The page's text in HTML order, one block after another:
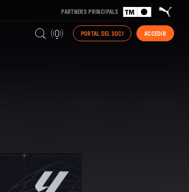
PARTNERS PRINCIPALS
PORTAL DEL SOCI ACCEDIR